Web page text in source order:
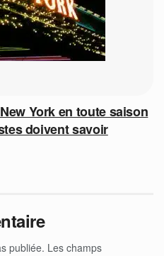
York en toute saison
doivent savoir
publiée. Les champs